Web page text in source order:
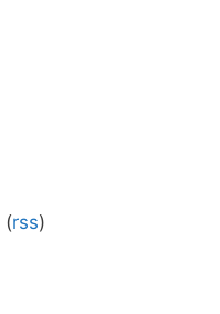
(rss)